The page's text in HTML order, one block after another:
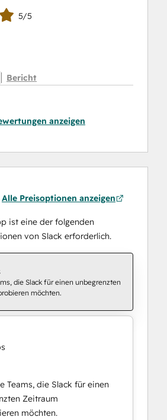
5/5
Bericht
anzeigen
Alle Preisoptionen anzeigen
ist eine der folgenden
von Slack erforderlich.
die Slack für einen unbegrenzten
möchten.
Teams, die Slack für einen
Zeitraum
möchten.